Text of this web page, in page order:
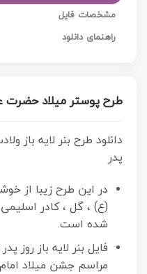
مشخصات فایل
راهنمای دانلود
طرح پوستر میلاد حضرت
دانلود طرح بنر لایه باز
پدر
در این طرح زیبا از
(ع) ، گل ، کادر
شده است.
فایل بنر لایه باز روز
مراسم جشن میلاد